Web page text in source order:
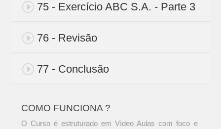
75 - Exercício ABC S.A. - Parte 3
76 - Revisão
77 - Conclusão
COMO FUNCIONA ?
O Curso é estruturado em Vídeo Aulas com foco e